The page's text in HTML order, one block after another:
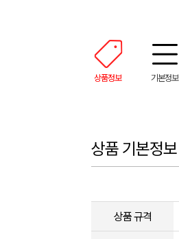
상품정보 기본정보
상품 기본정보
상품 규격